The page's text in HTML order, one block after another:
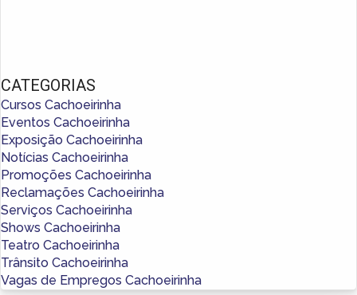
CATEGORIAS
Cursos Cachoeirinha
Eventos Cachoeirinha
Exposição Cachoeirinha
Notícias Cachoeirinha
Promoções Cachoeirinha
Reclamações Cachoeirinha
Serviços Cachoeirinha
Shows Cachoeirinha
Teatro Cachoeirinha
Trânsito Cachoeirinha
Vagas de Empregos Cachoeirinha